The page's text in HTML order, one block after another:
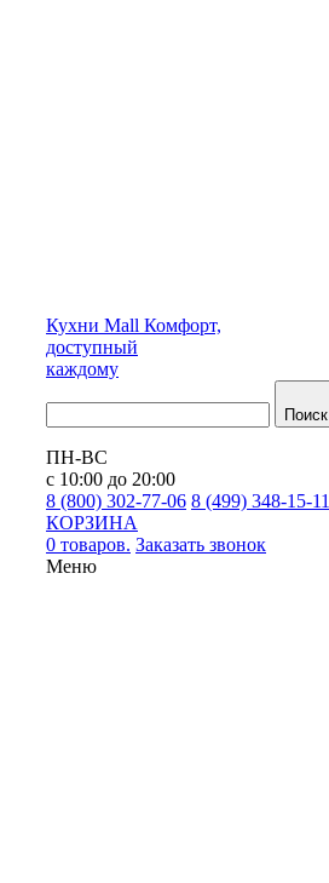
Кухни Mall Комфорт,
доступный
каждому
Поиск
ПН-ВС
с 10:00 до 20:00
8 (800) 302-77-06 8 (499) 348-15-11
КОРЗИНА
0 товаров. Заказать звонок
Меню